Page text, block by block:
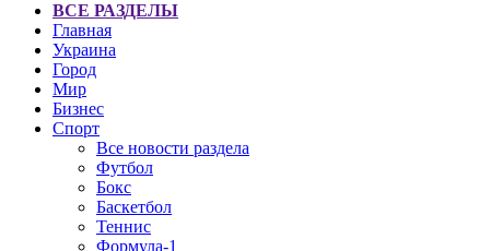
ВСЕ РАЗДЕЛЫ
Главная
Украина
Город
Мир
Бизнес
Спорт
Все новости раздела
Футбол
Бокс
Баскетбол
Теннис
Формула-1